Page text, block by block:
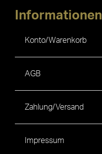
Informationen
Konto/Warenkorb
AGB
Zahlung/Versand
Impressum